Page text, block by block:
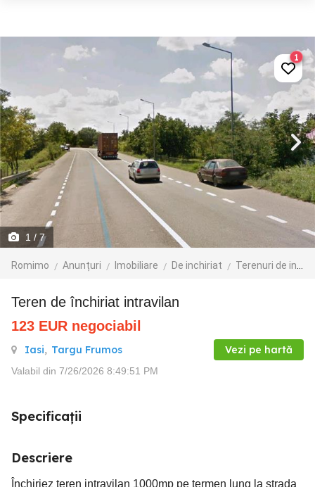
1 / 7
Romimo Anunțuri Imobiliare De inchiriat Terenuri de inchiriat
1
Teren de închiriat intravilan
123 EUR negociabil
Iasi, Targu Frumos Vezi pe hartă
Valabil din 7/26/2026 8:49:51 PM
Specificații
Descriere
Închiriez teren intravilan 1000mp pe termen lung la strada